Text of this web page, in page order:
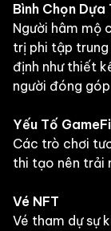
Bình Chọn Dựa
Người hâm mộ
trị phi tập
định như thiết
người đóng
Yếu Tố GameFi
Các trò chơi
thi tạo nên trải
Vé NFT
Vé tham dự sự